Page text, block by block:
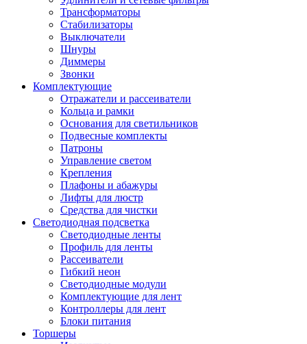
Трансформаторы
Стабилизаторы
Выключатели
Шнуры
Диммеры
Звонки
Комплектующие
Отражатели и рассеиватели
Кольца и рамки
Основания для светильников
Подвесные комплекты
Патроны
Управление светом
Крепления
Плафоны и абажуры
Лифты для люстр
Средства для чистки
Светодиодная подсветка
Светодиодные ленты
Профиль для ленты
Рассеиватели
Гибкий неон
Светодиодные модули
Комплектующие для лент
Контроллеры для лент
Блоки питания
Торшеры